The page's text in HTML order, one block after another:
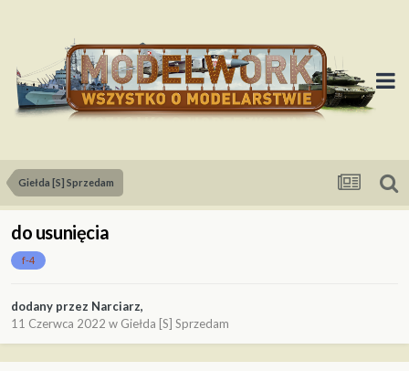
Giełda [S] Sprzedam
do usunięcia
f-4
dodany przez Narciarz,
11 Czerwca 2022 w Giełda [S] Sprzedam